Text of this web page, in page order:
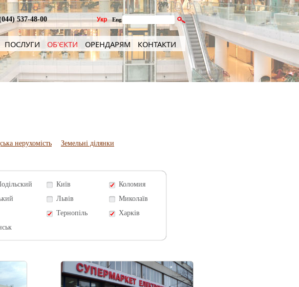
537-48-00 Укр Eng
ПОСЛУГИ ОБ'ЄКТИ ОРЕНДАРЯМ КОНТАКТИ
нерухомість Земельні ділянки
Київ
Коломия
Львів
Миколаїв
Тернопіль
Харків